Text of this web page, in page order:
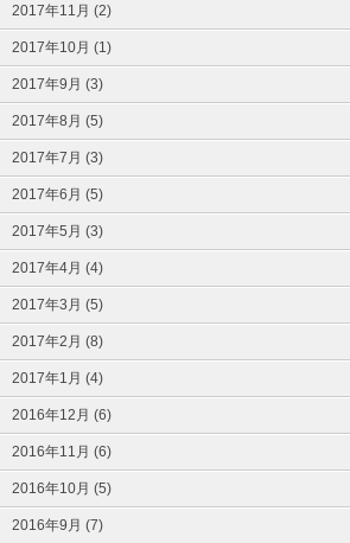
2017年11月 (2)
2017年10月 (1)
2017年9月 (3)
2017年8月 (5)
2017年7月 (3)
2017年6月 (5)
2017年5月 (3)
2017年4月 (4)
2017年3月 (5)
2017年2月 (8)
2017年1月 (4)
2016年12月 (6)
2016年11月 (6)
2016年10月 (5)
2016年9月 (7)